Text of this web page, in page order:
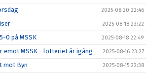
2025-08-20 22:46
2025-08-18 23:22
0 på MSSK 2025-08-18 22:49
emot MSSK - lotteriet är igång 2025-08-16 23:27
mot Byn 2025-08-15 22:38